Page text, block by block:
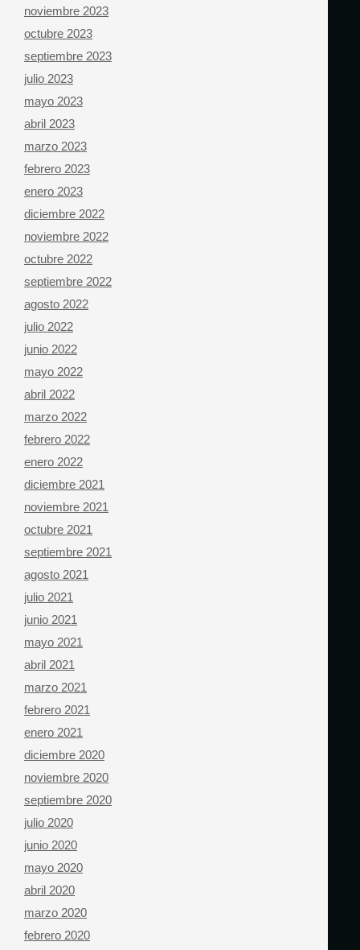
noviembre 2023
octubre 2023
septiembre 2023
julio 2023
mayo 2023
abril 2023
marzo 2023
febrero 2023
enero 2023
diciembre 2022
noviembre 2022
octubre 2022
septiembre 2022
agosto 2022
julio 2022
junio 2022
mayo 2022
abril 2022
marzo 2022
febrero 2022
enero 2022
diciembre 2021
noviembre 2021
octubre 2021
septiembre 2021
agosto 2021
julio 2021
junio 2021
mayo 2021
abril 2021
marzo 2021
febrero 2021
enero 2021
diciembre 2020
noviembre 2020
septiembre 2020
julio 2020
junio 2020
mayo 2020
abril 2020
marzo 2020
febrero 2020